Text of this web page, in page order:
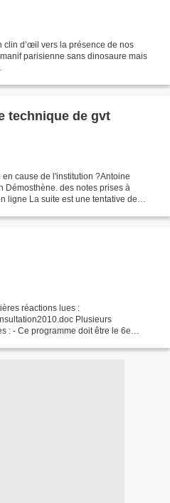
clin d’œil vers la présence de nos
parisienne sans dinosaure mais
technique de gvt
cause de l'institution ?Antoine
Démosthène. des notes prises à
ligne La suite est une tentative de
réactions lues :
Plusieurs
: - Ce programme doit être le 6e